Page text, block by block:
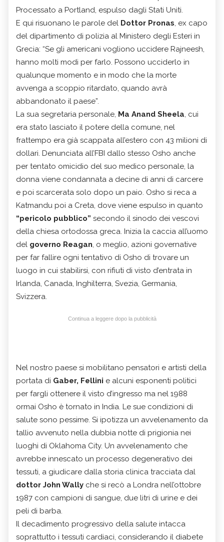
Processato a Portland, espulso dagli Stati Uniti.
E qui risuonano le parole del Dottor Pronas, ex capo
del dipartimento di polizia al Ministero degli Esteri in
Grecia: “Se gli americani vogliono uccidere Rajneesh,
hanno molti modi per farlo. Possono ucciderlo in
qualunque momento e in modo che la morte
avvenga a scoppio ritardato, quando avrà
abbandonato il paese”.
La sua segretaria personale, Ma Anand Sheela, cui
era stato lasciato il potere della comune, nel
frattempo era già scappata all’estero con 43 milioni di
dollari. Denunciata all’FBI dallo stesso Osho anche
per tentato omicidio del suo medico personale, la
donna viene condannata a decine di anni di carcere
e poi scarcerata solo dopo un paio. Osho si reca a
Katmandu poi a Creta, dove viene espulso in quanto
“pericolo pubblico” secondo il sinodo dei vescovi
della chiesa ortodossa greca. Inizia la caccia all’uomo
del governo Reagan, o meglio, azioni governative
per far fallire ogni tentativo di Osho di trovare un
luogo in cui stabilirsi, con rifiuti di visto d’entrata in
Irlanda, Canada, Inghilterra, Svezia, Germania,
Svizzera.
Continua a leggere dopo la pubblicità
Nel nostro paese si mobilitano pensatori e artisti della
portata di Gaber, Fellini e alcuni esponenti politici
per fargli ottenere il visto d’ingresso ma nel 1988
ormai Osho è tornato in India. Le sue condizioni di
salute sono pessime. Si ipotizza un avvelenamento da
tallio avvenuto nella dubbia notte di prigionia nei
luoghi di Oklahoma City. Un avvelenamento che
avrebbe innescato un processo degenerativo dei
tessuti, a giudicare dalla storia clinica tracciata dal
dottor John Wally che si recò a Londra nell’ottobre
1987 con campioni di sangue, due litri di urine e dei
peli di barba.
Il decadimento progressivo della salute intacca
soprattutto i tessuti cardiaci, considerando il diabete